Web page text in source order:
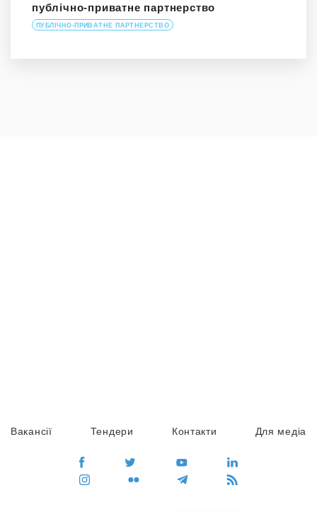
публічно-приватне партнерство
ПУБЛІЧНО-ПРИВАТНЕ ПАРТНЕРСТВО
Вакансії Тендери Контакти Для медіа